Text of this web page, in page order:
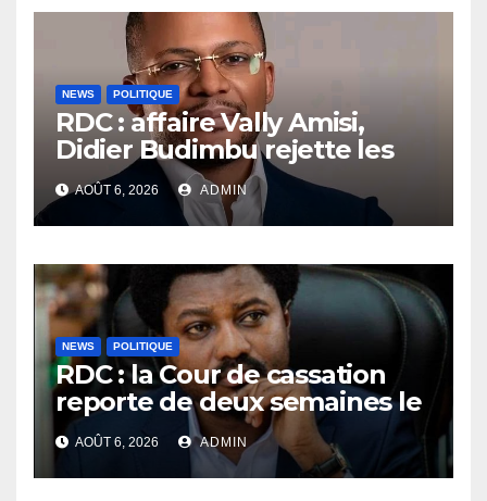
NEWS POLITIQUE
RDC : affaire Vally Amisi,
Didier Budimbu rejette les
accusations et appelle à
laisser la justice établir la
vérité
AOÛT 6, 2026 ADMIN
NEWS POLITIQUE
RDC : la Cour de cassation
reporte de deux semaines le
procès Frivao
AOÛT 6, 2026 ADMIN